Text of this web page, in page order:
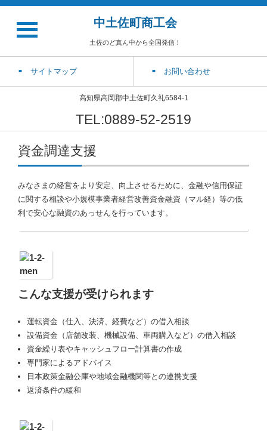
中土佐町商工会
土佐のど真ん中から全国発信！
サイトマップ お問い合わせ
高知県高岡郡中土佐町久礼6584-1
TEL:0889-52-2519
資金調達支援
みなさまの経営をより安定、向上させるために、金融や信用保証
に関する相談や小規模事業者経営改善資金融資（マル経）等の低
利で安心な融資のあっせんを行っています。
こんな支援が受けられます
運転資金（仕入、決済、経費など）の借入相談
設備資金（店舗改装、機械設備、車両購入など）の借入相談
資金繰り表やキャッシュフロー計算書の作成
専門家によるアドバイス
日本政策金融公庫や地域金融機関等との連携支援
返済条件の緩和